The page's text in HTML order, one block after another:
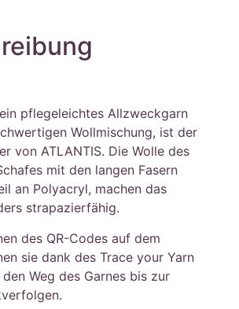
ein pflegeleichtes Allzweckgarn
Wollmischung, ist der
von ATLANTIS. Die Wolle des
mit den langen Fasern
an Polyacryl, machen das
strapazierfähig.
des QR-Codes auf dem
sie dank des Trace your Yarn
Weg des Garnes bis zur